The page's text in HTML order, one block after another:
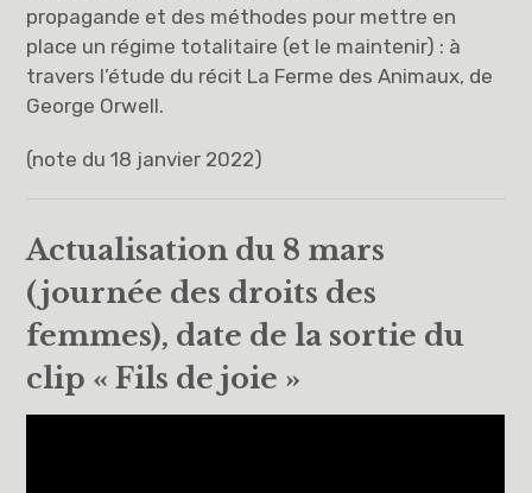
propagande et des méthodes pour mettre en
place un régime totalitaire (et le maintenir) : à
travers l’étude du récit La Ferme des Animaux, de
George Orwell.
(note du 18 janvier 2022)
Actualisation du 8 mars
(journée des droits des
femmes), date de la sortie du
clip « Fils de joie »